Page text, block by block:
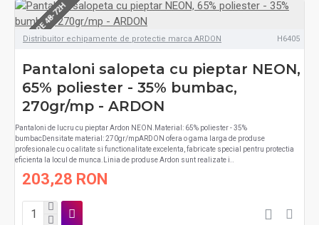
LIVRARE 48-72H
Distribuitor echipamente de protectie marca ARDON H6405
Pantaloni salopeta cu pieptar NEON,
65% poliester - 35% bumbac,
270gr/mp - ARDON
Pantaloni de lucru cu pieptar Ardon NEON.Material: 65% poliester - 35%
bumbacDensitate material: 270gr/mpARDON ofera o gama larga de produse
profesionale cu o calitate si functionalitate excelenta, fabricate special pentru protectia
eficienta la locul de munca.Linia de produse Ardon sunt realizate i..
203,28 RON